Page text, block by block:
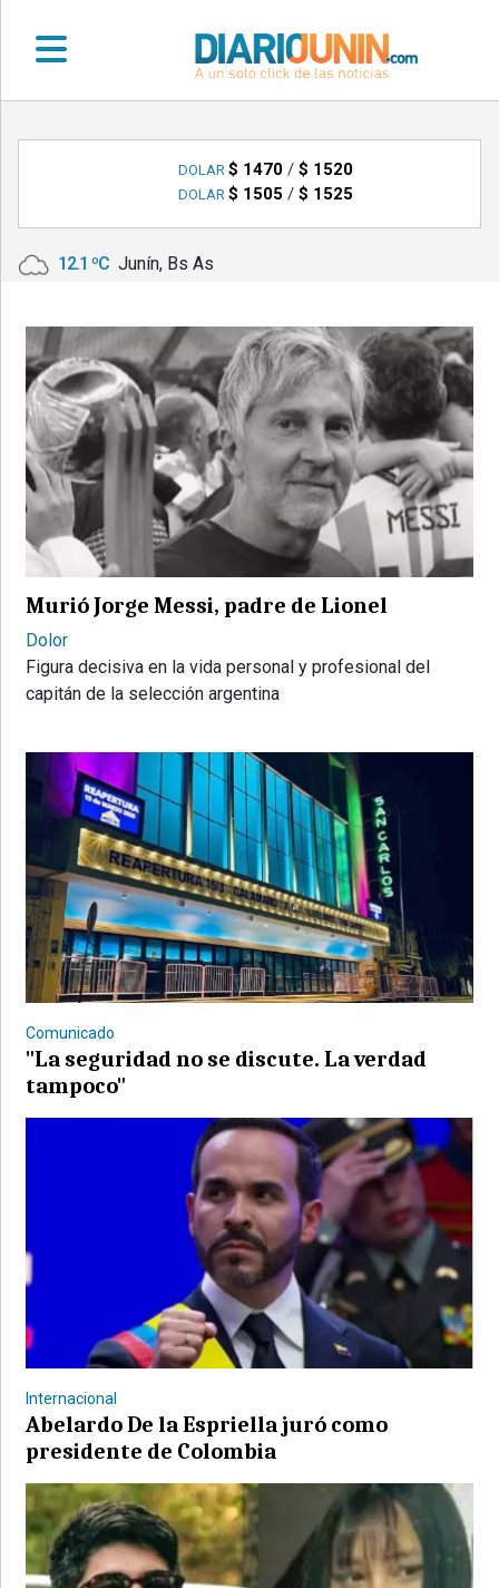
•
LOCALES
•
NOTICIAS
VARIAS
POLICIALES
PROVINCIALES
REGIONALES
ESPECTÁCULOS
INTERNACIONALES
• SERVICIOS
• RADIOS EN VIVO
DOLAR $ 1470/ $ 1520
DOLAR $ 1505 / $ 1525
12.1 ºC Junín, Bs As
Murió Jorge Messi, padre de Lionel
Dolor
Figura decisiva en la vida personal y profesional del
capitán de la selección argentina
Comunicado
"La seguridad no se discute. La verdad
tampoco"
Internacional
Abelardo De la Espriella juró como
presidente de Colombia